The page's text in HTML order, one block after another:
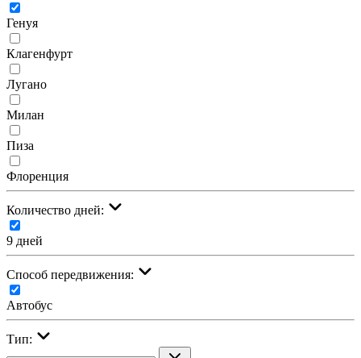
Генуя
Клагенфурт
Лугано
Милан
Пиза
Флоренция
Количество дней:
9 дней
Cпособ передвижения:
Автобус
Тип: